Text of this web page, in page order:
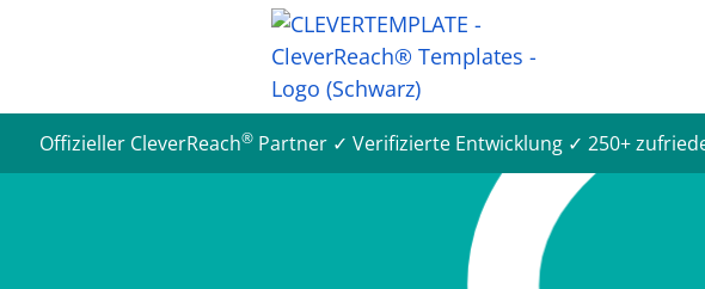
Offizieller CleverReach®Partner ✓ Verifizierte Entwicklung ✓ 250+